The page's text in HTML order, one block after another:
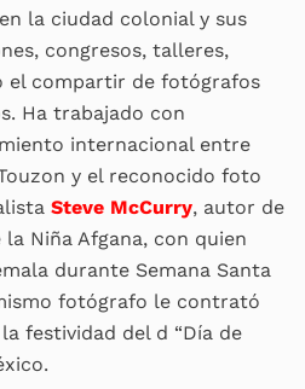
la ciudad colonial y sus
congresos, talleres,
el compartir de fotógrafos
Ha trabajado con
internacional entre
y el reconocido foto
Steve McCurry, autor de
Niña Afgana, con quien
durante Semana Santa
fotógrafo le contrató
festividad del d “Día de